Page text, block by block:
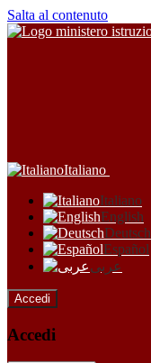
Salta al contenuto
Italiano
Italiano
English
Deutsch
Español
عربى
Accedi
Accedi